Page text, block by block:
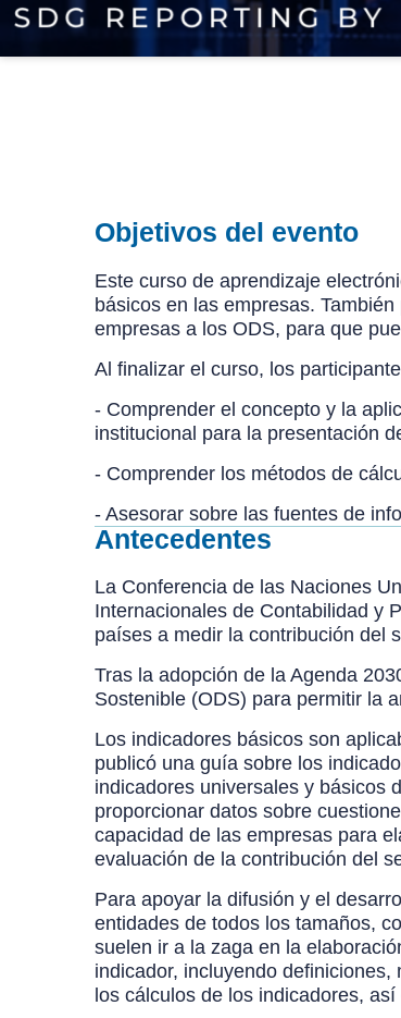
Objetivos del evento
Este curso de aprendizaje
básicos en las empresas.
empresas a los ODS, para que
Al finalizar el curso, los
- Comprender el concepto y la
institucional para la presentación
- Comprender los métodos de
- Asesorar sobre las fuentes de
Antecedentes
La Conferencia de las Naciones
Internacionales de Contabilidad y
países a medir la contribución del
Tras la adopción de la Agenda
Sostenible (ODS) para permitir la
Los indicadores básicos son
publicó una guía sobre los
indicadores universales y básicos
proporcionar datos sobre
capacidad de las empresas para
evaluación de la contribución del
Para apoyar la difusión y el
entidades de todos los tamaños,
suelen ir a la zaga en la
indicador, incluyendo
los cálculos de los indicadores,